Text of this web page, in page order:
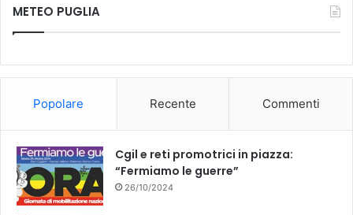
k
METEO PUGLIA
Popolare Recente Commenti
Cgil e reti promotrici in piazza:
“Fermiamo le guerre”
26/10/2024